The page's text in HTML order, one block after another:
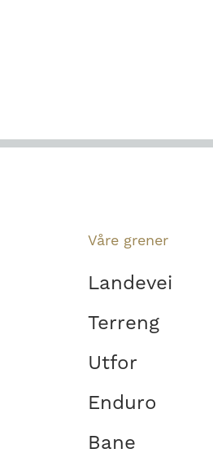
Våre grener
Landevei
Terreng
Utfor
Enduro
Bane